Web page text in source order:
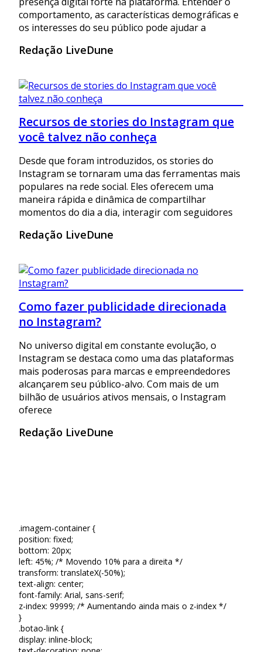
comportamento, as características demográficas e
os interesses do seu público pode ajudar a
Redação LiveDune
Recursos de stories do Instagram que
você talvez não conheça
Desde que foram introduzidos, os stories do
Instagram se tornaram uma das ferramentas mais
populares na rede social. Eles oferecem uma
maneira rápida e dinâmica de compartilhar
momentos do dia a dia, interagir com seguidores
Redação LiveDune
Como fazer publicidade direcionada
no Instagram?
No universo digital em constante evolução, o
Instagram se destaca como uma das plataformas
mais poderosas para marcas e empreendedores
alcançarem seu público-alvo. Com mais de um
bilhão de usuários ativos mensais, o Instagram
oferece
Redação LiveDune
.imagem-container {
position: fixed;
bottom: 20px;
left: 45%; /* Movendo 10% para a direita */
transform: translateX(-50%);
text-align: center;
font-family: Arial, sans-serif;
z-index: 99999; /* Aumentando ainda mais o z-index */
}
.botao-link {
display: inline-block;